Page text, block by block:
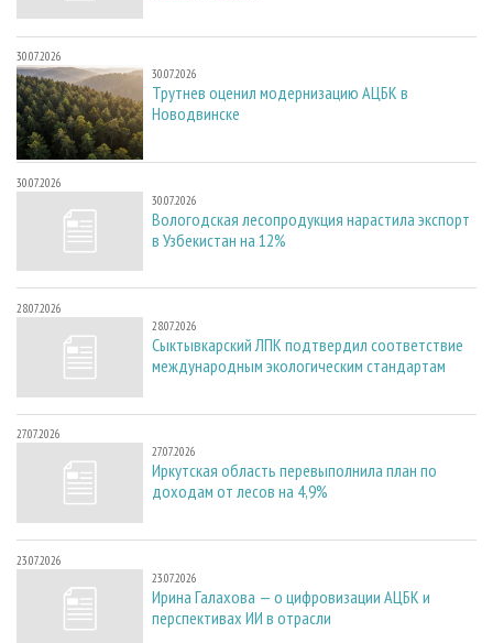
30.07.2026
30.07.2026
Трутнев оценил модернизацию АЦБК в
Новодвинске
30.07.2026
30.07.2026
Вологодская лесопродукция нарастила экспорт
в Узбекистан на 12%
28.07.2026
28.07.2026
Сыктывкарский ЛПК подтвердил соответствие
международным экологическим стандартам
27.07.2026
27.07.2026
Иркутская область перевыполнила план по
доходам от лесов на 4,9%
23.07.2026
23.07.2026
Ирина Галахова — о цифровизации АЦБК и
перспективах ИИ в отрасли